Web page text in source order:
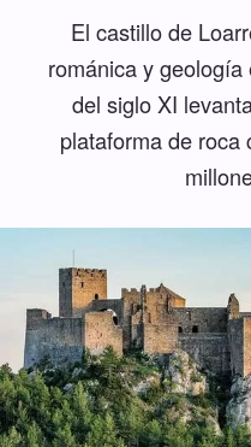
El castillo de
románica y
del siglo XI
plataforma de roca